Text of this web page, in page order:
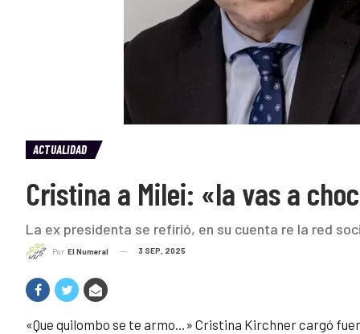
ACTUALIDAD
Cristina a Milei: «la vas a
La ex presidenta se refirió, en su cuenta re la red
Por El Numeral 3 SEP, 2025
«Que quilombo se te armo…» Cristina Kirchner cargó